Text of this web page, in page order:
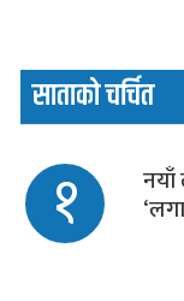
साताको चर्चित
१ नयाँ